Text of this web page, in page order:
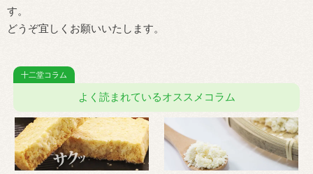
す。
どうぞ宜しくお願いいたします。
よく読まれているオススメコラム